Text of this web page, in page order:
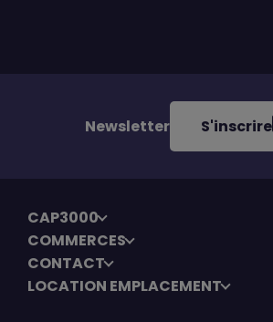
Newsletter S'inscrire
CAP3000
COMMERCES
CONTACT
LOCATION EMPLACEMENT